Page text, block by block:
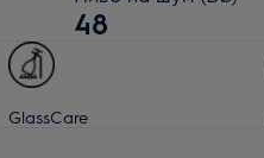
48
GlassCare